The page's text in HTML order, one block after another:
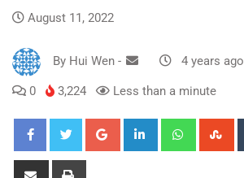
August 11, 2022
By Hui Wen - 4 years ago
0 3,224 Less than a minute